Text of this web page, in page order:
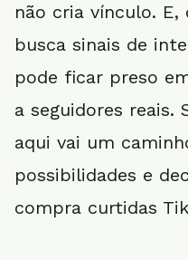
não cria vínculo.
busca sinais de
pode ficar preso
a seguidores reais.
aqui vai um
possibilidades e
compra curtidas